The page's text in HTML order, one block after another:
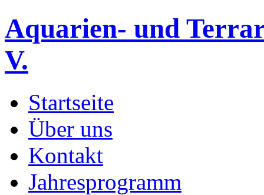
Aquarien- und
V.
Startseite
Über uns
Kontakt
Jahresprogramm